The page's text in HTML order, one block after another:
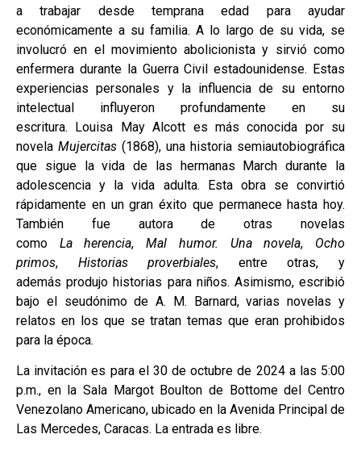
a trabajar desde temprana edad para ayudar
económicamente a su familia. A lo largo de su vida, se
involucró en el movimiento abolicionista y sirvió como
enfermera durante la Guerra Civil estadounidense. Estas
experiencias personales y la influencia de su entorno
intelectual influyeron profundamente en su
escritura. Louisa May Alcott es más conocida por su
novela Mujercitas (1868), una historia semiautobiográfica
que sigue la vida de las hermanas March durante la
adolescencia y la vida adulta. Esta obra se convirtió
rápidamente en un gran éxito que permanece hasta hoy.
También fue autora de otras novelas
como La herencia,Mal humor. Una novela, Ocho
primos, Historias proverbiales, entre otras, y
además produjo historias para niños. Asimismo, escribió
bajo el seudónimo de A. M. Barnard, varias novelas y
relatos en los que se tratan temas que eran prohibidos
para la época.
La invitación es para el 30 de octubre de 2024 a las 5:00
p.m., en la Sala Margot Boulton de Bottome del Centro
Venezolano Americano, ubicado en la Avenida Principal de
Las Mercedes, Caracas. La entrada es libre.